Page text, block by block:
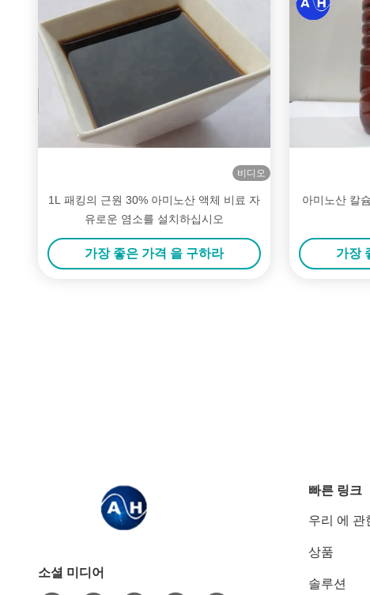
비디오
1L 패킹의 근원 30% 아미노산 액체 비료 자
유로운 염소를 설치하십시오
가장 좋은 가격 을 구하라
아미노산 칼
가장
소셜 미디어
빠른 링크
우리 에 관
상품
솔루션